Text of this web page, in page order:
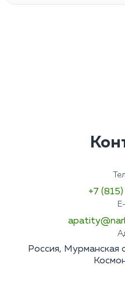
+7
Россия, Мурманская